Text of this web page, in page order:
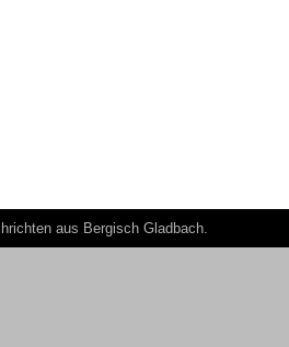
aus Bergisch Gladbach.